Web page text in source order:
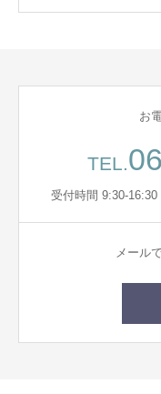
お
TEL.
受付時間 9:30-
メール